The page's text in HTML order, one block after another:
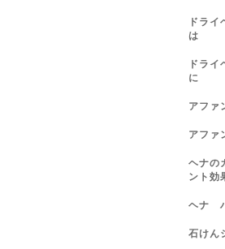
ドラ
は
ドラ
に
アファ
アファ
ヘナの
ント効
ヘナ
石けん